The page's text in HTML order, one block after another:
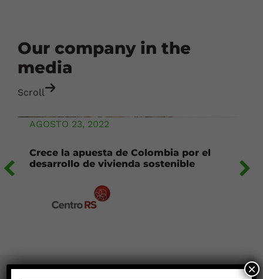
Our company in the
media
Scroll
AGOSTO 23, 2022
Crece la apuesta de Colombia por el
desarrollo de vivienda sostenible
×